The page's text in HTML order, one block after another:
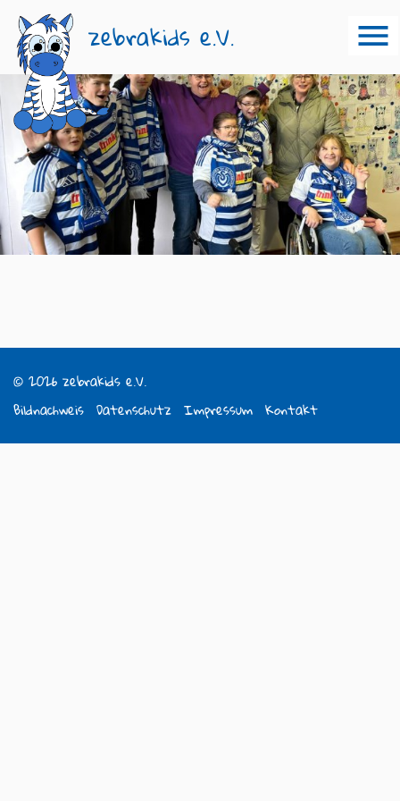
zebrakids e.V.
© 2026 zebrakids e.V.
Bildnachweis Datenschutz Impressum Kontakt